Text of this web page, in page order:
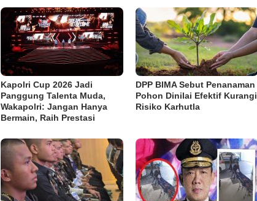
Kapolri Cup 2026 Jadi
Panggung Talenta Muda,
Wakapolri: Jangan Hanya
Bermain, Raih Prestasi
DPP BIMA Sebut Penanaman
Pohon Dinilai Efektif Kurangi
Risiko Karhutla